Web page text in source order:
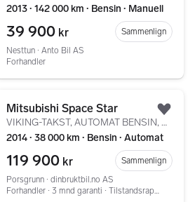
2013 ∙ 142 000 km ∙ Bensin ∙ Manuell
39 900 kr
Sammenlign
Nesttun ∙ Anto Bil AS
Forhandler
Mitsubishi Space Star
VIKING-TAKST, AUTOMAT BENSIN, MEGET LAV KMSTAND
2014 ∙ 38 000 km ∙ Bensin ∙ Automat
119 900 kr
Sammenlign
Porsgrunn ∙ dinbruktbil.no AS
Forhandler ∙ 3 mnd garanti ∙ Tilstandsrapport